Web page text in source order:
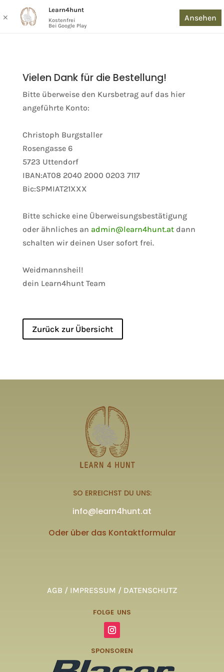
Vielen Dank für die Bestellung!
Bitte überweise den Kursbetrag auf das hier
angeführte Konto:
Christoph Burgstaller
Rosengasse 6
5723 Uttendorf
IBAN:AT08 2040 2000 0203 7117
Bic:SPMIAT21XXX
Bitte schicke eine Überweisungsbestätigung
oder ähnliches an admin@learn4hunt.atdann
schalten wir deinen User sofort frei.
Weidmannsheil!
dein Learn4hunt Team
Zurück zur Übersicht
SO ERREICHST DU UNS:
info@learn4hunt.at
Oder über das Kontaktformular
AGB / IMPRESSUM / DATENSCHUTZ
FOLGE UNS
SPONSOREN
✕
Learn4hunt
Kostenfrei
Bei Google Play
Ansehen